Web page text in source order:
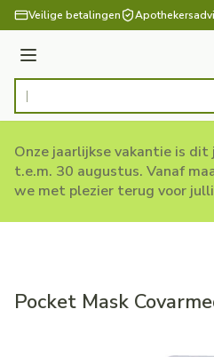
Ga naar de inhoud
Veilige betalingen
Menu
Product, merk, categorie...
Onze jaarlijkse vakantie is dit
t.e.m. 30 augustus. Vanaf
we met plezier terug voor
Pocket Mask